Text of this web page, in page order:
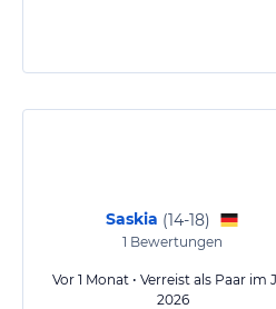
Saskia (14-18)
1 Bewertungen
Vor 1 Monat • Verreist als Paar im
2026